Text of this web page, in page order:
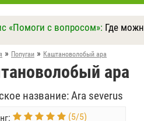
«Помоги с вопросом»: Где
» Попугаи » Каштановолобый ара
ара
название: Ara severus
(5/5)